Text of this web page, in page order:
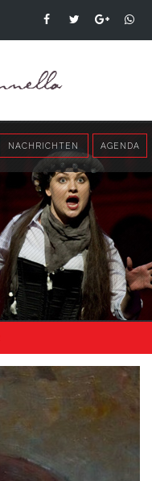
NACHRICHTEN AGENDA